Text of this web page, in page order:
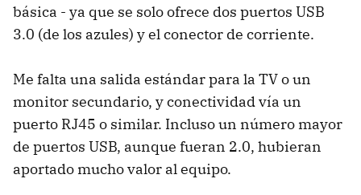
básica - ya que se solo ofrece dos puertos USB
3.0 (de los azules) y el conector de corriente.
Me falta una salida estándar para la TV o un
monitor secundario, y conectividad vía un
puerto RJ45 o similar. Incluso un número mayor
de puertos USB, aunque fueran 2.0, hubieran
aportado mucho valor al equipo.